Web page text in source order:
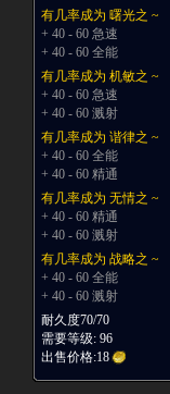
有几率成为 曙光之 ~
+ 40 - 60 急速
+ 40 - 60 全能
有几率成为 机敏之 ~
+ 40 - 60 急速
+ 40 - 60 溅射
有几率成为 谐律之 ~
+ 40 - 60 全能
+ 40 - 60 精通
有几率成为 无情之 ~
+ 40 - 60 精通
+ 40 - 60 溅射
有几率成为 战略之 ~
+ 40 - 60 全能
+ 40 - 60 溅射
耐久度70/70
需要等级: 96
出售价格:18